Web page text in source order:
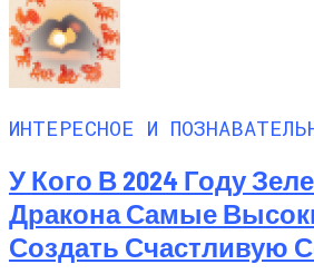
ИНТЕРЕСНОЕ И
У Кого В 2024 Году
Дракона Самые
Создать Счастливую